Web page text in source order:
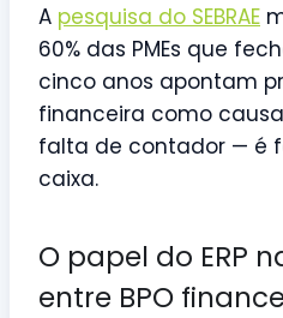
A pesquisa do SEBRAE
60% das PMEs que
cinco anos apontam
financeira como
falta de contador — é
caixa.
O papel do ERP
entre BPO